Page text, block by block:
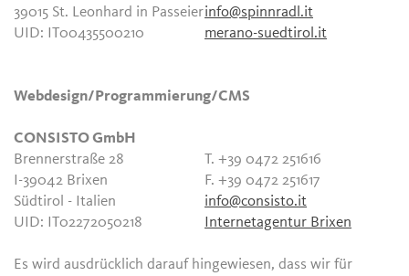
39015 St. Leonhard in Passeier
UID: IT00435500210
info@spinnradl.it
merano-suedtirol.it
Webdesign/Programmierung/CMS
CONSISTO GmbH
Brennerstraße 28
I-39042 Brixen
Südtirol - Italien
UID: IT02272050218
T. +39 0472 251616
F. +39 0472 251617
info@consisto.it
Internetagentur Brixen
Es wird ausdrücklich darauf hingewiesen, dass wir für